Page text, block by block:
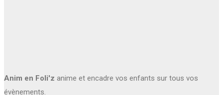
Anim en Foli'z anime et encadre vos enfants sur tous vos
évènements.